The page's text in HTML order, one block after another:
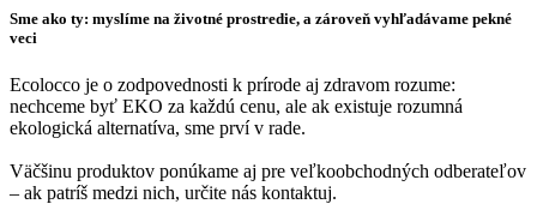
Sme ako ty: myslíme na životné prostredie, a zároveň vyhľadávame pekné
veci
Ecolocco je o zodpovednosti k prírode aj zdravom rozume:
nechceme byť EKO za každú cenu, ale ak existuje rozumná
ekologická alternatíva, sme prví v rade.
Väčšinu produktov ponúkame aj pre veľkoobchodných odberateľov
– ak patríš medzi nich, určite nás kontaktuj.